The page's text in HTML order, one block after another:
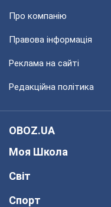
Про компанію
Правова інформація
Реклама на сайті
Редакційна політика
OBOZ.UA
Моя Школа
Світ
Спорт